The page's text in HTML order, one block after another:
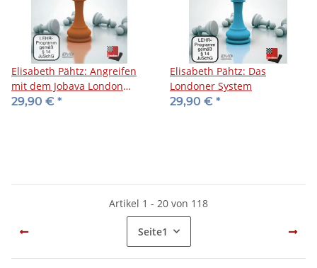
Elisabeth Pähtz: Angreifen
mit dem Jobava London
System
29,90 € *
Elisabeth Pähtz: Das
Londoner System
29,90 € *
Artikel 1 - 20 von 118
Seite1